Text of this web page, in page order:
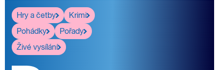
Hry a četby
Krimi
Pohádky
Pořady
Živé vysílání